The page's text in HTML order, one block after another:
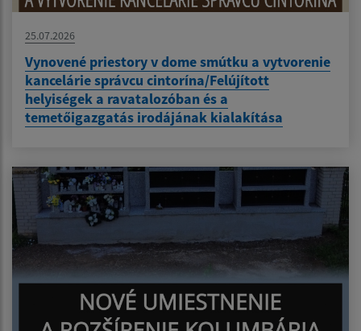
25.07.2026
Vynovené priestory v dome smútku a vytvorenie
kancelárie správcu cintorína/Felújított
helyiségek a ravatalozóban és a
temetőigazgatás irodájának kialakítása